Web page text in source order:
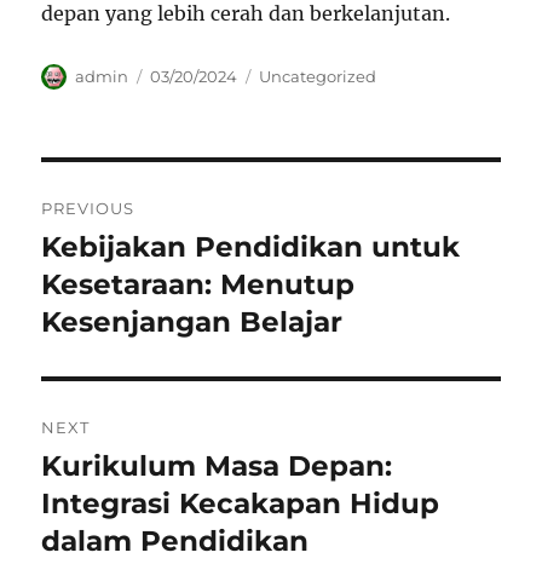
depan yang lebih cerah dan berkelanjutan.
Author
admin
Posted
03/20/2024 Categories
Uncategorized
pos
PREVIOUS
Previous
post:
Kebijakan Pendidikan untuk
Kesetaraan: Menutup
Kesenjangan Belajar
NEXT
Next
post:
Kurikulum Masa Depan:
Integrasi Kecakapan Hidup
dalam Pendidikan